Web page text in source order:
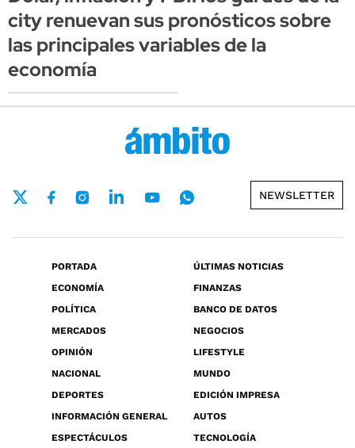
city renuevan sus pronósticos sobre
las principales variables de la
economía
NEWSLETTER
PORTADA
ÚLTIMAS NOTICIAS
ECONOMÍA
FINANZAS
POLÍTICA
BANCO DE DATOS
MERCADOS
NEGOCIOS
OPINIÓN
LIFESTYLE
NACIONAL
MUNDO
DEPORTES
EDICIÓN IMPRESA
INFORMACIÓN GENERAL
AUTOS
ESPECTÁCULOS
TECNOLOGÍA